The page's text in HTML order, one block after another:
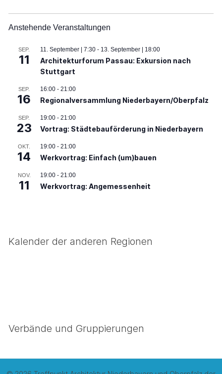
Anstehende Veranstaltungen
SEP.
11
11. September | 7:30- 13. September | 18:00
Architekturforum Passau: Exkursion nach
Stuttgart
SEP.
16
16:00- 21:00
Regionalversammlung Niederbayern/Oberpfalz
SEP.
23
19:00- 21:00
Vortrag: Städtebauförderung in Niederbayern
OKT.
14
19:00- 21:00
Werkvortrag: Einfach (um)bauen
NOV.
11
19:00- 21:00
Werkvortrag: Angemessenheit
Kalender der anderen Regionen
Verbände und Gruppierungen